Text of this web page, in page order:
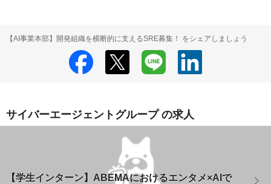
【AI事業本部】開発組織を横断的に支えるSRE募集！ をシェアしましょう
サイバーエージェントグループ の求人
【学生インターン】ABEMAにおけるエンタメ×AIで